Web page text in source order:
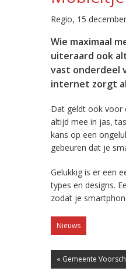
Regio, 15
Wie maximaal
uiteraard ook
vast onderdeel
internet zorgt
Dat geldt ook voor
altijd mee in jas,
kans op een
gebeuren dat je
Gelukkig is er een
types en designs.
zodat je
Nieuws
« Gemeente